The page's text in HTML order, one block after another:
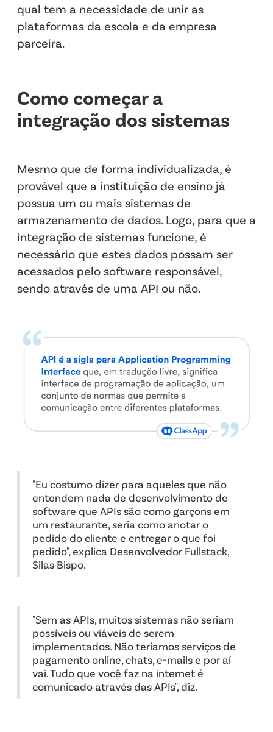
qual tem a necessidade de unir as
plataformas da escola e da empresa
parceira.
Como começar a
integração dos sistemas
Mesmo que de forma individualizada, é
provável que a instituição de ensino já
possua um ou mais sistemas de
armazenamento de dados. Logo, para que a
integração de sistemas funcione, é
necessário que estes dados possam ser
acessados pelo software responsável,
sendo através de uma API ou não.
"Eu costumo dizer para aqueles que não
entendem nada de desenvolvimento de
software que APIs são como garçons em
um restaurante, seria como anotar o
pedido do cliente e entregar o que foi
pedido", explica Desenvolvedor Fullstack,
Silas Bispo.
"Sem as APIs, muitos sistemas não seriam
possíveis ou viáveis de serem
implementados. Não teríamos serviços de
pagamento online, chats, e-mails e por aí
vai. Tudo que você faz na internet é
comunicado através das APIs", diz.